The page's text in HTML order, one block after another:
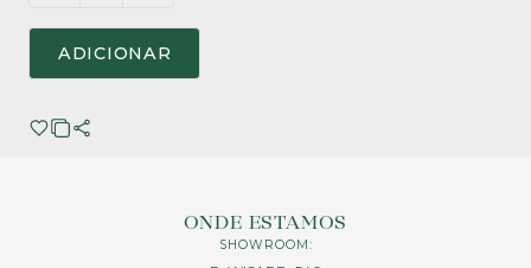
ADICIONAR
ONDE ESTAMOS
SHOWROOM: